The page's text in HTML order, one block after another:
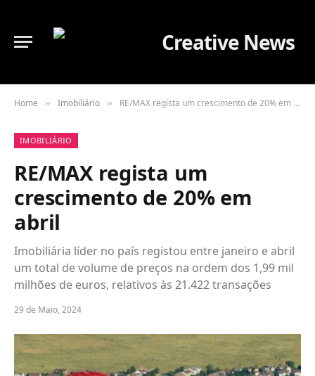
Home » Imobiliário » RE/MAX regista um crescimento de 20% em abril
IMOBILIÁRIO
RE/MAX regista um
crescimento de 20% em
abril
Imobiliária líder no país registou entre janeiro e abril
um total de volume de preços na ordem dos 1,99 mil
milhões de euros, relativos às 21.422 transações
29 de Maio, 2024